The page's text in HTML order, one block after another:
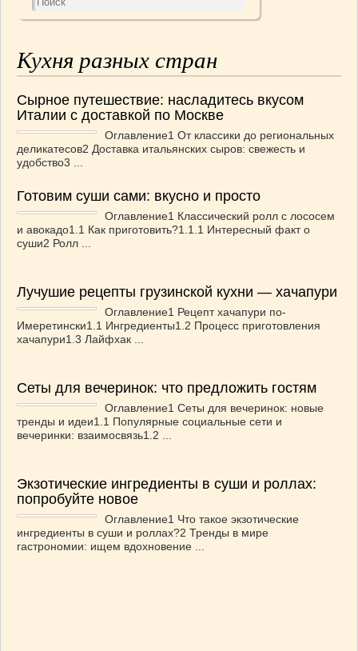
Кухня разных стран
Сырное путешествие: насладитесь вкусом
Италии с доставкой по Москве
Оглавление1 От классики до региональных
деликатесов2 Доставка итальянских сыров: свежесть и
удобство3 ...
Готовим суши сами: вкусно и просто
Оглавление1 Классический ролл с лососем
и авокадо1.1 Как приготовить?1.1.1 Интересный факт о
суши2 Ролл ...
Лучушие рецепты грузинской кухни — хачапури
Оглавление1 Рецепт хачапури по-
Имеретински1.1 Ингредиенты1.2 Процесс приготовления
хачапури1.3 Лайфхак ...
Сеты для вечеринок: что предложить гостям
Оглавление1 Сеты для вечеринок: новые
тренды и идеи1.1 Популярные социальные сети и
вечеринки: взаимосвязь1.2 ...
Экзотические ингредиенты в суши и роллах:
попробуйте новое
Оглавление1 Что такое экзотические
ингредиенты в суши и роллах?2 Тренды в мире
гастрономии: ищем вдохновение ...